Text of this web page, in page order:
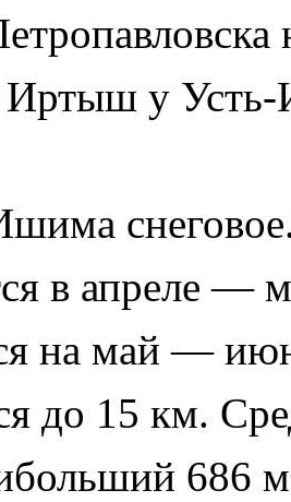
Иртыш у
снеговое.
в апреле —
на май —
до 15 км.
686